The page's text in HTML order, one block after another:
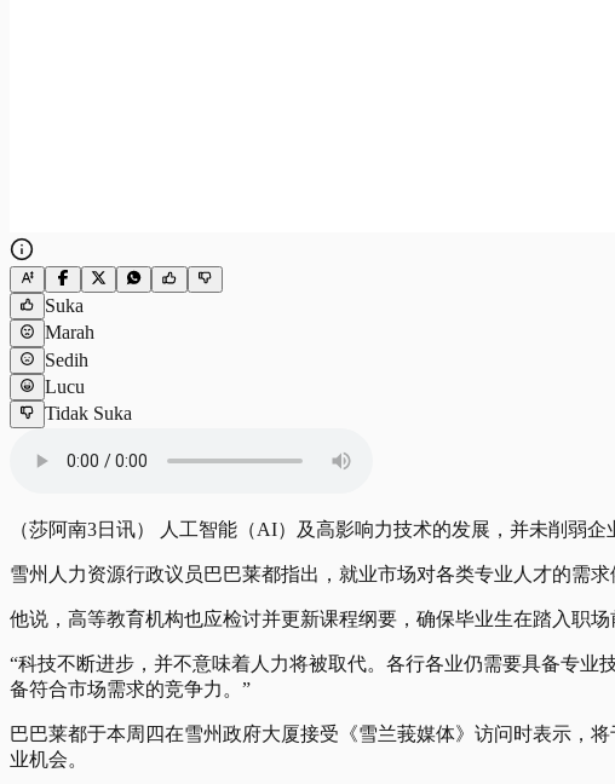
Suka
Marah
Sedih
Lucu
Tidak Suka
（莎阿南3日讯） 人工智能（AI）及高影响力技术的发展，并未削弱
雪州人力资源行政议员巴巴莱都指出，就业市场对各类专业人才的需
他说，高等教育机构也应检讨并更新课程纲要，确保毕业生在踏入职
“科技不断进步，并不意味着人力将被取代。各行各业仍需要具备专
备符合市场需求的竞争力。”
巴巴莱都于本周四在雪州政府大厦接受《雪兰莪媒体》访问时表示，
业机会。